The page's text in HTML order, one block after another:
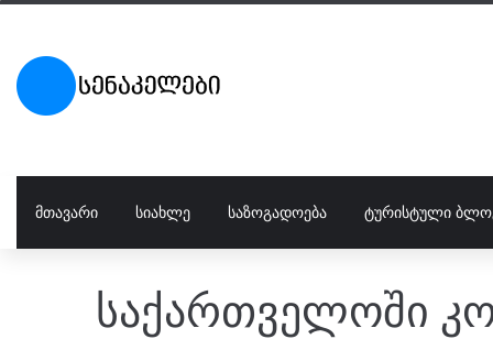
ᲛᲗᲐᲕᲐᲠᲘ ᲡᲘᲐᲮᲚᲔ ᲡᲐᲖᲝᲒᲐᲓᲝᲔᲑᲐ ᲢᲣᲠᲘᲡᲢᲣᲚᲘ
საქართველოში